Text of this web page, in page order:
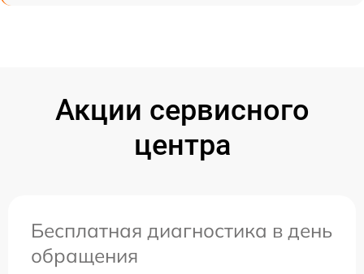
Акции сервисного
центра
Бесплатная диагностика в день
обращения